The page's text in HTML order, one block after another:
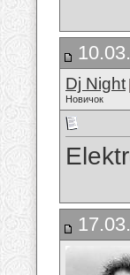
Dj Night
Новичок